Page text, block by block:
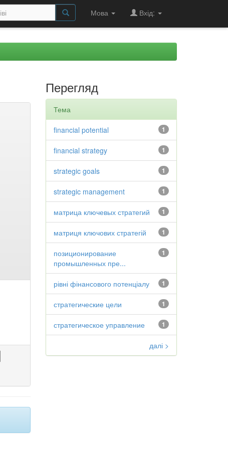
Мова Вхід:
Перегляд
Тема
1
financial potential
1
financial strategy
1
strategic goals
1
strategic management
1
матрица ключевых стратегий
1
матриця ключових стратегій
1
позиционирование
промышленных пре...
1
рівні фінансового потенціалу
1
стратегические цели
1
стратегическое управление
далі >